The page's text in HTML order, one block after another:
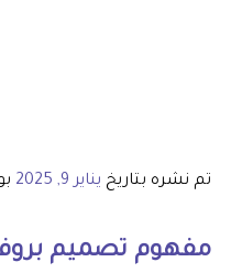
تم نشره بتاريخ يناير 9, 2025
مفهوم تصميم